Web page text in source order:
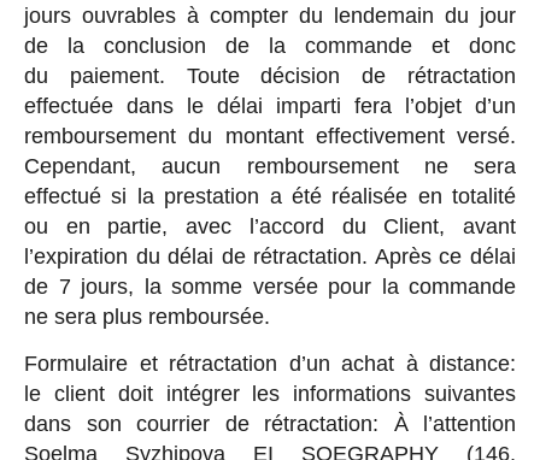
jours ouvrables à compter du lendemain du jour
de la conclusion de la commande et donc
du paiement. Toute décision de rétractation
effectuée dans le délai imparti fera l’objet d’un
remboursement du montant effectivement versé.
Cependant, aucun remboursement ne sera
effectué si la prestation a été réalisée en totalité
ou en partie, avec l’accord du Client, avant
l’expiration du délai de rétractation. Après ce délai
de 7 jours, la somme versée pour la commande
ne sera plus remboursée.
Formulaire et rétractation d’un achat à distance:
le client doit intégrer les informations suivantes
dans son courrier de rétractation: À l’attention
Soelma Syzhipova EI SOEGRAPHY (146,